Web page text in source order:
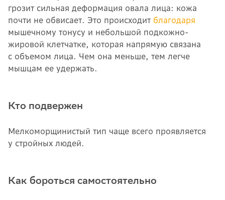
грозит сильная деформация овала лица: кожа
почти не обвисает. Это происходит благодаря
мышечному тонусу и небольшой подкожно-
жировой клетчатке, которая напрямую связана
с объемом лица. Чем она меньше, тем легче
мышцам ее удержать.
Кто подвержен
Мелкоморщинистый тип чаще всего проявляется
у стройных людей.
Как бороться самостоятельно